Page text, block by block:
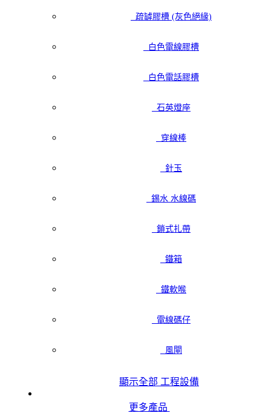
疏罅膠槽 (灰色絕緣)
白色電線膠槽
白色電話膠槽
石英燈座
穿線棒
針玉
錫水 水線碼
鎖式扎帶
鐵箱
鐵軟喉
電線碼仔
風閘
顯示全部 工程設備
更多產品